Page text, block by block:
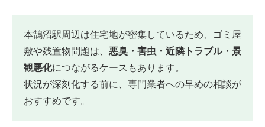
本鵠沼駅周辺は住宅地が密集しているため、ゴミ屋
敷や残置物問題は、 悪臭・害虫・近隣トラブル・景
観悪化につながるケースもあります。
状況が深刻化する前に、専門業者への早めの相談が
おすすめです。